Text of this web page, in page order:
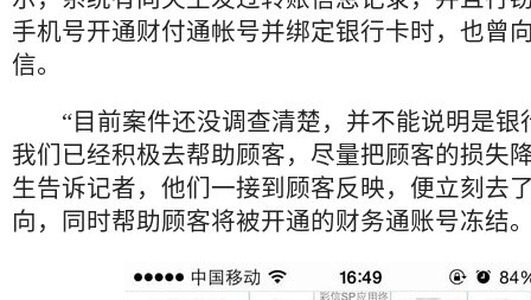
手机号开通财付通帐号并绑定银行卡时，也曾
信。
“目前案件还没调查清楚，并不能说明是银
我们已经积极去帮助顾客，尽量把顾客的损失
生告诉记者，他们一接到顾客反映，便立刻去
向，同时帮助顾客将被开通的财务通账号冻结